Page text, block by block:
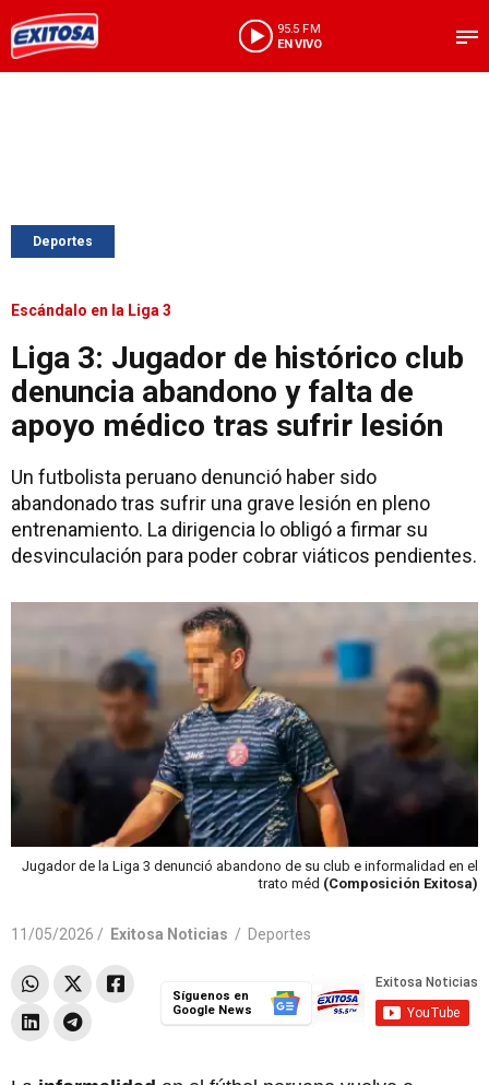
95.5 FM
EN VIVO
Deportes
Escándalo en la Liga 3
Liga 3: Jugador de histórico club
denuncia abandono y falta de
apoyo médico tras sufrir lesión
Un futbolista peruano denunció haber sido
abandonado tras sufrir una grave lesión en pleno
entrenamiento. La dirigencia lo obligó a firmar su
desvinculación para poder cobrar viáticos pendientes.
Jugador de la Liga 3 denunció abandono de su club e informalidad en el
trato méd (Composición Exitosa)
11/05/2026 / Exitosa Noticias / Deportes
Síguenos en
Google News